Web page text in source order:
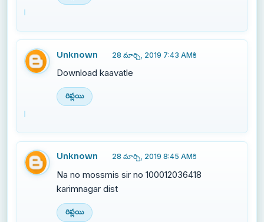
Unknown 28 మార్చి, 2019 7:43 AMకి
Download kaavatle
రిప్లయి
Unknown 28 మార్చి, 2019 8:45 AMకి
Na no mossmis sir no 100012036418
karimnagar dist
రిప్లయి